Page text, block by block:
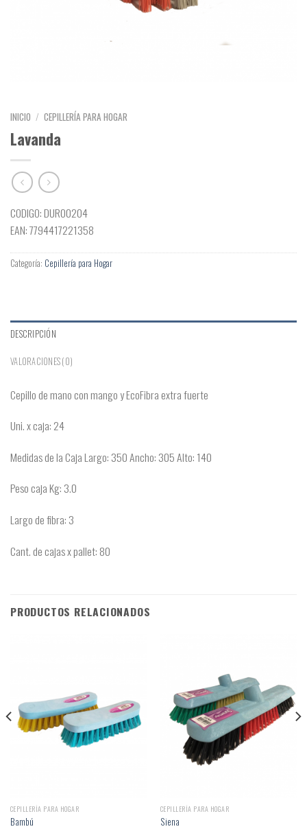
INICIO / CEPILLERÍA PARA HOGAR
Lavanda
CODIGO: DUR00204
EAN: 7794417221358
Categoría: Cepillería para Hogar
DESCRIPCIÓN
VALORACIONES (0)
Cepillo de mano con mango y EcoFibra extra fuerte
Uni. x caja: 24
Medidas de la Caja Largo: 350 Ancho: 305 Alto: 140
Peso caja Kg: 3.0
Largo de fibra: 3
Cant. de cajas x pallet: 80
PRODUCTOS RELACIONADOS
CEPILLERÍA PARA HOGAR
Bambú
CEPILLERÍA PARA HOGAR
Siena